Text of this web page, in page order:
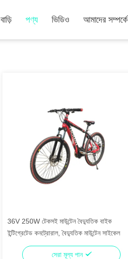
বাড়ি পণ্য ভিডিও আমাদের সম্পর্কে
36V 250W টেকসই মাউন্টেন বৈদ্যুতিক বাইক
ইন্টিগ্রেটেড কনট্রোরাল, বৈদ্যুতিক মাউন্টেন সাইকেল
সেরা মূল্য পান